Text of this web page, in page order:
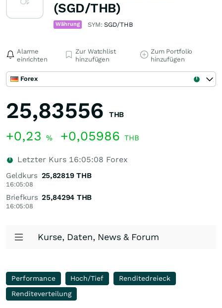
(SGD/THB)
Währung SYM:SGD/THB
Alarme
einrichten
Zur Watchlist
hinzufügen
Zum Portfolio
hinzufügen
Forex
25,83556 THB
+0,23 % +0,05986 THB
Letzter Kurs 16:05:08 Forex
Geldkurs
16:05:08
25,82819 THB
Briefkurs
16:05:08
25,84294 THB
Kurse, Daten, News & Forum
Performance Hoch/Tief
Renditedreieck
Renditeverteilung